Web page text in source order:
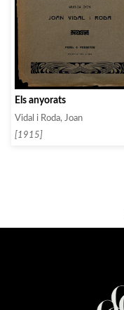
Els anyorats
Vidal i Roda, Joan
[1915]